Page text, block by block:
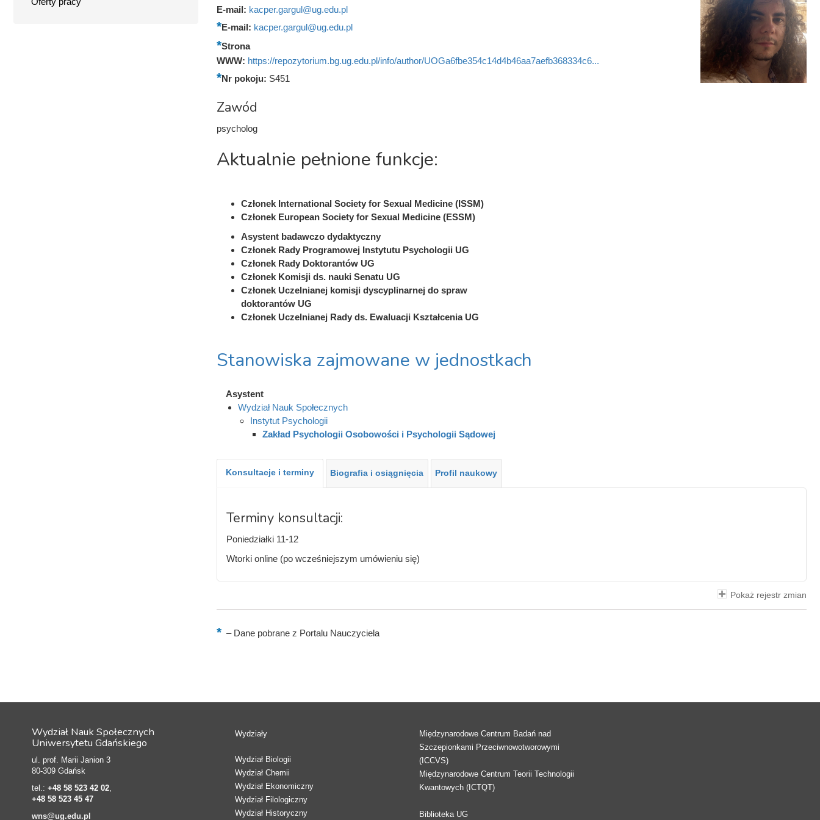
E-mail: kacper.gargul@ug.edu.pl
E-mail: kacper.gargul@ug.edu.pl
Strona
WWW: https://repozytorium.bg.ug.edu.pl/info/author/UOGa6fbe354c14d4b46aa7aefb368334c6...
Nr pokoju: S451
Zawód
psycholog
Aktualnie pełnione funkcje:
Członek International Society for Sexual Medicine (ISSM)
Członek European Society for Sexual Medicine (ESSM)
Asystent badawczo dydaktyczny
Członek Rady Programowej Instytutu Psychologii UG
Członek Rady Doktorantów UG
Członek Komisji ds. nauki Senatu UG
Członek Uczelnianej komisji dyscyplinarnej do spraw
doktorantów UG
Członek Uczelnianej Rady ds. Ewaluacji Kształcenia UG
Stanowiska zajmowane w jednostkach
Asystent
Wydział Nauk Społecznych
Instytut Psychologii
Zakład Psychologii Osobowości i Psychologii Sądowej
Konsultacje i terminy Biografia i osiągnięcia Profil naukowy
Terminy konsultacji:
Poniedziałki 11-12
Wtorki online (po wcześniejszym umówieniu się)
Pokaż rejestr zmian
–Dane pobrane z Portalu Nauczyciela
Wydział Nauk Społecznych
Uniwersytetu Gdańskiego
ul. prof. Marii Janion 3
80-309 Gdańsk
tel.: +48 58 523 42 02,
+48 58 523 45 47
wns@ug.edu.pl
Wydziały
Wydział Biologii
Wydział Chemii
Wydział Ekonomiczny
Wydział Filologiczny
Wydział Historyczny
Międzynarodowe Centrum Badań nad
Szczepionkami Przeciwnowotworowymi
(ICCVS)
Międzynarodowe Centrum Teorii Technologii
Kwantowych (ICTQT)
Biblioteka UG